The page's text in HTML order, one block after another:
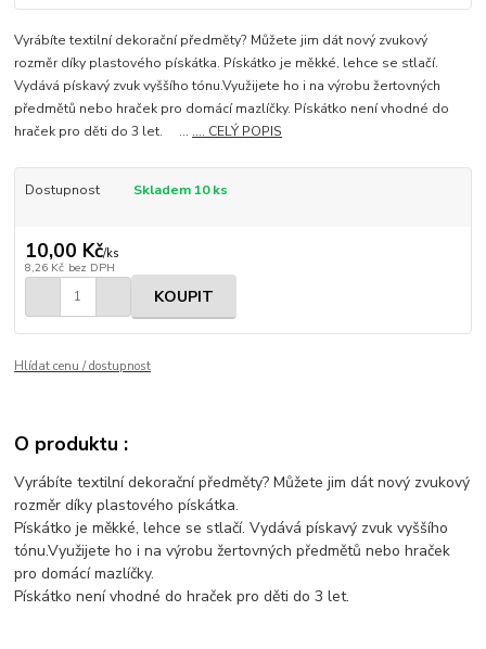
Vyrábíte textilní dekorační předměty? Můžete jim dát nový zvukový
rozměr díky plastového pískátka. Pískátko je měkké, lehce se stlačí.
Vydává pískavý zvuk vyššího tónu.Využijete ho i na výrobu žertovných
předmětů nebo hraček pro domácí mazlíčky. Pískátko není vhodné do
hraček pro děti do 3 let. ... .... CELÝ POPIS
Dostupnost Skladem 10 ks
10,00 Kč/ks
8,26 Kč bez DPH
KOUPIT
Hlídat cenu / dostupnost
O produktu :
Vyrábíte textilní dekorační předměty? Můžete jim dát nový zvukový
rozměr díky plastového pískátka.
Pískátko je měkké, lehce se stlačí. Vydává pískavý zvuk vyššího
tónu.Využijete ho i na výrobu žertovných předmětů nebo hraček
pro domácí mazlíčky.
Pískátko není vhodné do hraček pro děti do 3 let.